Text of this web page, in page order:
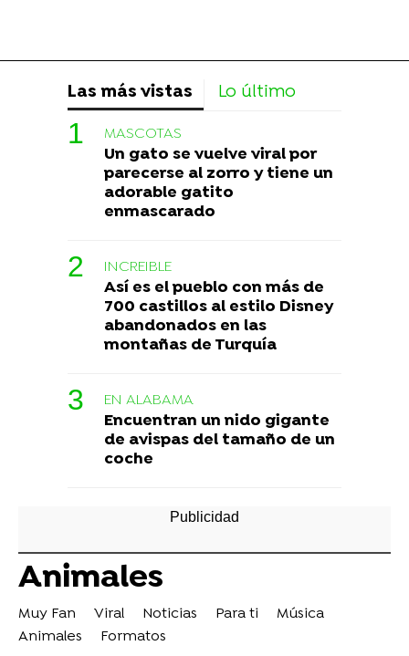
Las más vistas Lo último
MASCOTAS
Un gato se vuelve viral por
parecerse al zorro y tiene un
adorable gatito
enmascarado
INCREIBLE
Así es el pueblo con más de
700 castillos al estilo Disney
abandonados en las
montañas de Turquía
EN ALABAMA
Encuentran un nido gigante
de avispas del tamaño de un
coche
Animales
Muy Fan Viral Noticias Para ti
Música
Animales
Formatos